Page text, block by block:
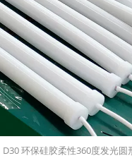
D30 环保硅胶柔性360度发光圆